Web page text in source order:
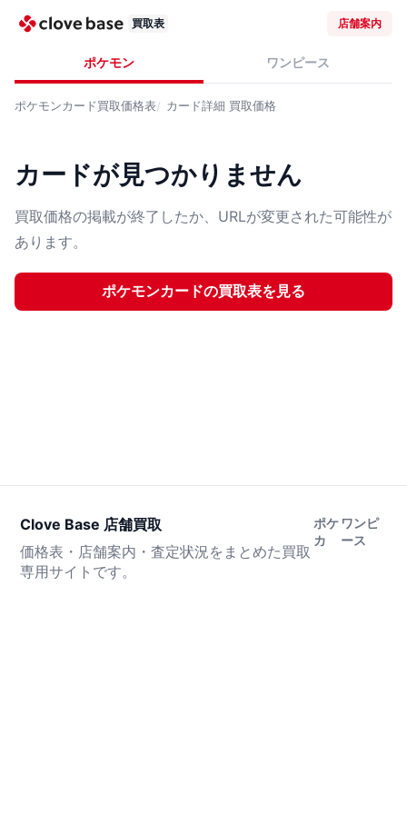
買取表 店舗案内
ポケモン ワンピース
ポケモンカード買取価格表 カード詳細 買取価格
カードが見つかりません
買取価格の掲載が終了したか、URLが変更された可能性が
あります。
ポケモンカードの買取表を見る
Clove Base 店舗買取
価格表・店舗案内・査定状況をまとめた買取
専用サイトです。
ポケ
カ
ワンピ
ース